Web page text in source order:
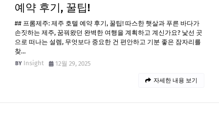
예약 후기, 꿀팁!
## 프롬제주: 제주 호텔 예약 후기, 꿀팁! 따스한 햇살과 푸른 바다가
손짓하는 제주, 꿈꿔왔던 완벽한 여행을 계획하고 계신가요? 낯선 곳
으로 떠나는 설렘, 무엇보다 중요한 건 편안하고 기분 좋은 잠자리를
찾…
Insight
12월 29, 2025
자세한 내용 보기